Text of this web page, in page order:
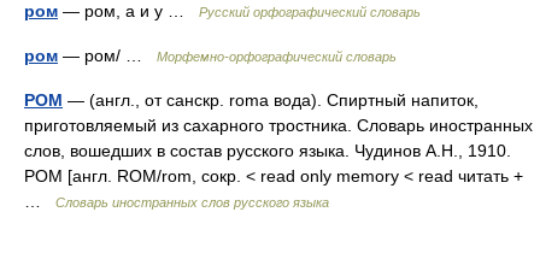
ром — ром, а и у … Русский орфографический словарь
ром — ром/ … Морфемно-орфографический словарь
РОМ — (англ., от санскр. roma вода). Спиртный напиток,
приготовляемый из сахарного тростника. Словарь иностранных
слов, вошедших в состав русского языка. Чудинов А.Н., 1910.
РОМ [англ. ROM/rom, сокр. < read only memory < read читать +
Словарь иностранных слов русского языка